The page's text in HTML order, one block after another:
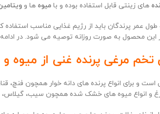
های زینتی قابل استفاده بوده و با میوه ها و
طول عمر پرندگان باید از رژیم غذایی مناسب
این محصول به صورت روزانه توصیه می شود. در
مرغی پرنده غنی از میوه و
است و برای انواع پرنده های دانه خوار همچون
و انواع میوه های خشک شده همچون سیب،